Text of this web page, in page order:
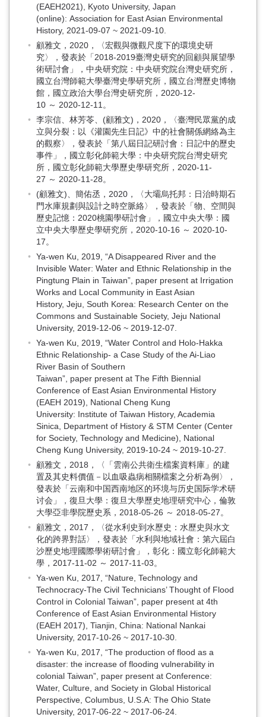
(EAEH2021), Kyoto University, Japan
(online): Association for East Asian Environmental
History, 2021-09-07 ~ 2021-09-10.
顧雅文，2020，〈宏觀與微觀尺度下的環境史研
究〉，發表於「2018-2019臺灣史研究的回顧與展望學
術研討會」，中央研究院：中央研究院台灣史研究所，
國立台灣師範大學臺灣史學研究所，國立台灣歷史博物
館，國立政治大學台灣史研究所，2020-12-
10 ～ 2020-12-11。
李宗信、林芳苓、(顧雅文)，2020，〈臺灣民眾黨的成
立與分裂：以《灌園先生日記》中的社會關係網絡為主
的觀察〉，發表於「第八屆日記研討會：日記中的歷史
事件」，國立彰化師範大學：中央研究院台灣史研究
所，國立彰化師範大學歷史學研究所，2020-11-
27 ～ 2020-11-28。
(顧雅文)、簡佑丞，2020，〈大壩烏托邦：日治時期石
門水庫規劃與設計之時空脈絡〉，發表於「物、空間與
歷史記憶：2020桃園學研討會」，國立中央大學：國
立中央大學歷史學研究所，2020-10-16 ～ 2020-10-
17。
Ya-wen Ku, 2019, “A Disappeared River and the
Invisible Water: Water and Ethnic Relationship in the
Pingtung Plain in Taiwan”, paper present at Irrigation
Works and Local Community in East Asian
History, Jeju, South Korea: Research Center on the
Commons and Sustainable Society, Jeju National
University, 2019-12-06 ~ 2019-12-07.
Ya-wen Ku, 2019, “Water Control and Holo-Hakka
Ethnic Relationship- a Case Study of the Ai-Liao
River Basin of Southern
Taiwan”, paper present at The Fifth Biennial
Conference of East Asian Environmental History
(EAEH 2019), National Cheng Kung
University: Institute of Taiwan History, Academia
Sinica, Department of History & STM Center (Center
for Society, Technology and Medicine), National
Cheng Kung University, 2019-10-24 ~ 2019-10-27.
顧雅文，2018，〈「雲南公共衛生檔案資料庫」的建
置及其史料價值 －以血吸蟲病相關檔案之分析為例〉，
發表於「云南和中国西南地区的环境与历史国际学术研
讨会」，復旦大學：復旦大學歷史地理研究中心，倫敦
大學亞非學院歷史系，2018-05-26 ～ 2018-05-27。
顧雅文，2017，〈從水利史到水歷史：水歷史與水文
化的跨界對話〉，發表於「水利與地域社會：第六屆白
沙歷史地理國際學術研討會」，彰化：國立彰化師範大
學，2017-11-02 ～ 2017-11-03。
Ya-wen Ku, 2017, “Nature, Technology and
Technocracy-The Civil Technicians’ Thought of Flood
Control in Colonial Taiwan”, paper present at 4th
Conference of East Asian Environmental History
(EAEH 2017), Tianjin, China: National Nankai
University, 2017-10-26 ~ 2017-10-30.
Ya-wen Ku, 2017, “The production of flood as a
disaster: the increase of flooding vulnerability in
colonial Taiwan”, paper present at Conference:
Water, Culture, and Society in Global Historical
Perspective, Columbus, U.S.A: The Ohio State
University, 2017-06-22 ~ 2017-06-24.